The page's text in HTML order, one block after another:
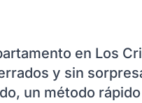
en Los
y sin
un método